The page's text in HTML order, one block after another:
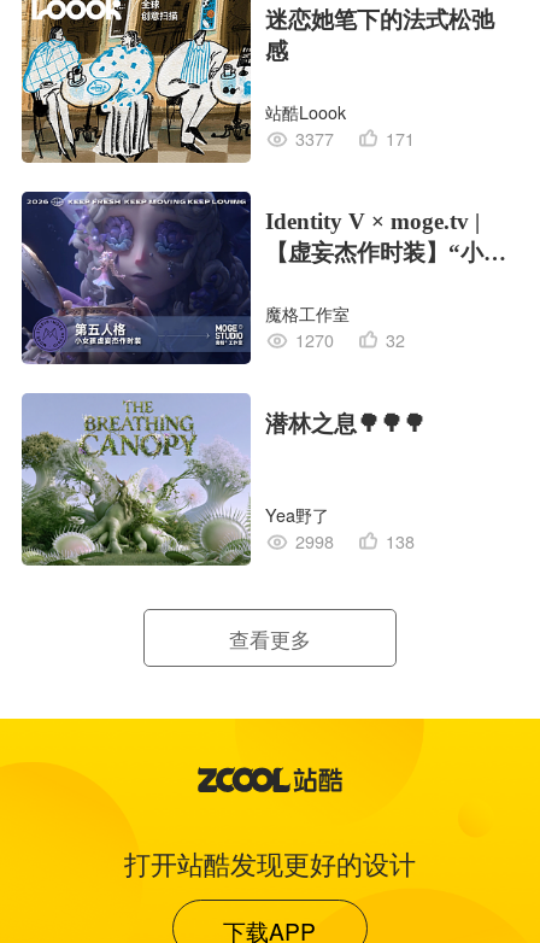
迷恋她笔下的法式松弛
感
站酷Loook
3377
171
Identity V × moge.tv |
【虚妄杰作时装】“小女
魔格工作室
1270
32
潜林之息🌳🌳🌳
Yea野了
2998
138
查看更多
打开站酷发现更好的设计
下载APP